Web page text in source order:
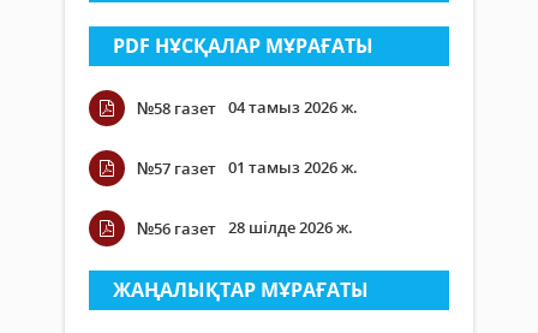
PDF НҰСҚАЛАР МҰРАҒАТЫ
№58 газет 04 тамыз 2026 ж.
№57 газет 01 тамыз 2026 ж.
№56 газет 28 шілде 2026 ж.
ЖАҢАЛЫҚТАР МҰРАҒАТЫ